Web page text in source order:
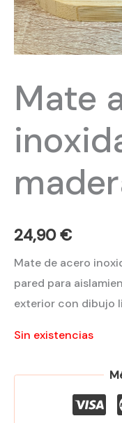
Mate
24,90€
Mate de acero
pared para
exterior con dibujo
Sin existencias